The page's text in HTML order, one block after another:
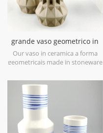
grande vaso geometrico in
ceramica marrone set di 3
Our vaso in ceramica a forma
geometricais made in stoneware
geometric shapes,it is hand-
crafted with three sizes
assorted,very nice fit with your
modern furniture.